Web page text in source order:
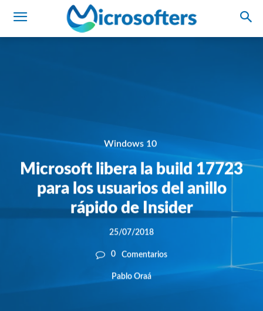
Windows 10
Microsoft libera la build 17723
para los usuarios del anillo
rápido de Insider
25/07/2018
0 Comentarios
Pablo Oraá